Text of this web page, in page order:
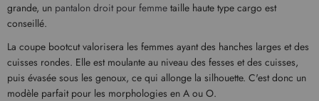
grande, un pantalon droit pour femme taille haute type cargo est
conseillé.
La coupe bootcut valorisera les femmes ayant des hanches larges et des
cuisses rondes. Elle est moulante au niveau des fesses et des cuisses,
puis évasée sous les genoux, ce qui allonge la silhouette. C'est donc un
modèle parfait pour les morphologies en A ou O.